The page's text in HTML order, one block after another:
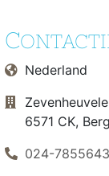
C
Nederland
6571 CK,
024-7855643